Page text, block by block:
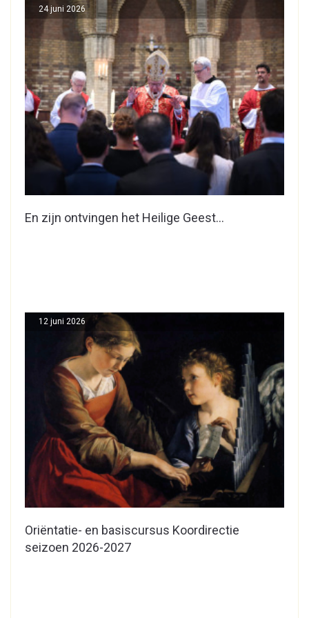
En zijn ontvingen het Heilige Geest…
24 juni 2026
Oriëntatie- en basiscursus Koordirectie
seizoen 2026-2027
12 juni 2026